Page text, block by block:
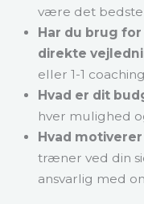
være det bedste
Har du brug
direkte
eller 1-1
Hvad er dit
hver mulighed
Hvad
træner ved din
ansvarlig med